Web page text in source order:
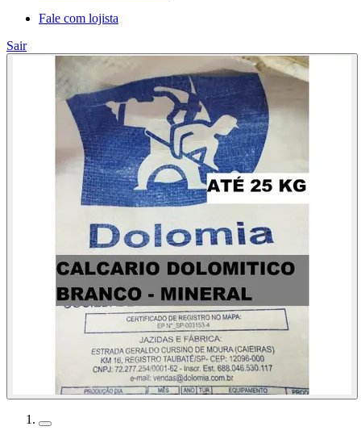
Fale com lojista
Sair